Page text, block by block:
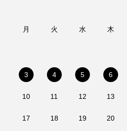
月 火 水 木
3 4 5 6
10 11 12 13
17 18 19 20